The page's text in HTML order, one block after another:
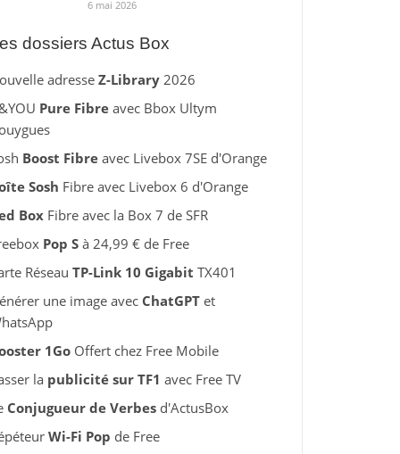
6 mai 2026
dossiers Actus Box
adresse Z-Library2026
Pure Fibreavec Bbox Ultym
Boost Fibreavec Livebox 7SE d'Orange
Sosh Fibre avec Livebox 6 d'Orange
BoxFibre avec la Box 7 de SFR
Pop Sà 24,99 € de Free
Réseau TP-Link 10 Gigabit TX401
une image avec ChatGPTet
1GoOffert chez Free Mobile
la publicité sur TF1 avec Free TV
Conjugueur de Verbesd'ActusBox
Wi-Fi Pop de Free